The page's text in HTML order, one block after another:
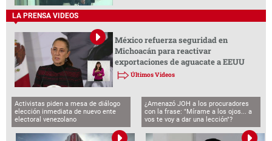
LA PRENSA VIDEOS
México refuerza seguridad en
Michoacán para reactivar
exportaciones de aguacate a EEUU
Últimos Videos
Activistas piden a mesa de diálogo
elección inmediata de nuevo ente
electoral venezolano
¿Amenazó JOH a los procuradores
con la frase: "Mírame a los ojos... a
vos te voy a dar una lección"?